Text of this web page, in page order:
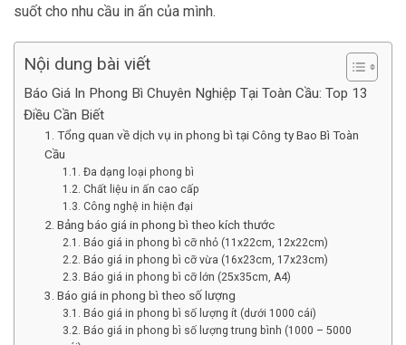
suốt cho nhu cầu in ấn của mình.
Nội dung bài viết
Báo Giá In Phong Bì Chuyên Nghiệp Tại Toàn Cầu: Top 13
Điều Cần Biết
1. Tổng quan về dịch vụ in phong bì tại Công ty Bao Bì Toàn
Cầu
1.1. Đa dạng loại phong bì
1.2. Chất liệu in ấn cao cấp
1.3. Công nghệ in hiện đại
2. Bảng báo giá in phong bì theo kích thước
2.1. Báo giá in phong bì cỡ nhỏ (11x22cm, 12x22cm)
2.2. Báo giá in phong bì cỡ vừa (16x23cm, 17x23cm)
2.3. Báo giá in phong bì cỡ lớn (25x35cm, A4)
3. Báo giá in phong bì theo số lượng
3.1. Báo giá in phong bì số lượng ít (dưới 1000 cái)
3.2. Báo giá in phong bì số lượng trung bình (1000 – 5000